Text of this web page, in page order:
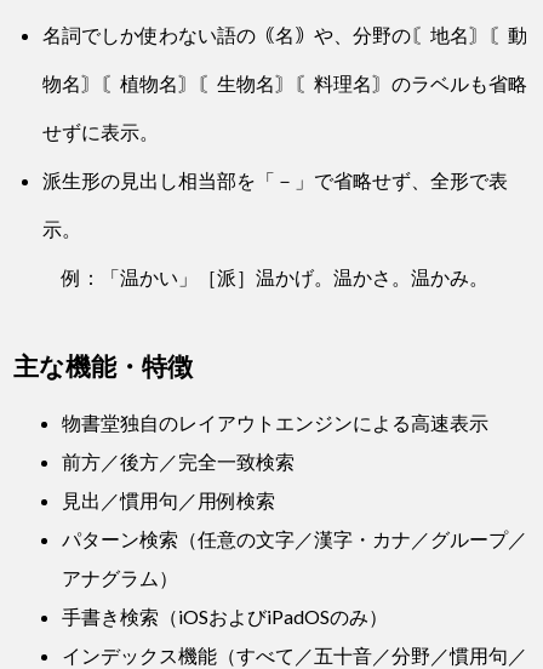
名詞でしか使わない語の｟名｠や、分野の〘地名〙〘動
物名〙〘植物名〙〘生物名〙〘料理名〙のラベルも省略
せずに表示。
派生形の見出し相当部を「－」で省略せず、全形で表
示。
例：「温かい」［派］温かげ。温かさ。温かみ。
主な機能・特徴
物書堂独自のレイアウトエンジンによる高速表示
前方／後方／完全一致検索
見出／慣用句／用例検索
パターン検索（任意の文字／漢字・カナ／グループ／
アナグラム）
手書き検索（iOSおよびiPadOSのみ）
インデックス機能（すべて／五十音／分野／慣用句／